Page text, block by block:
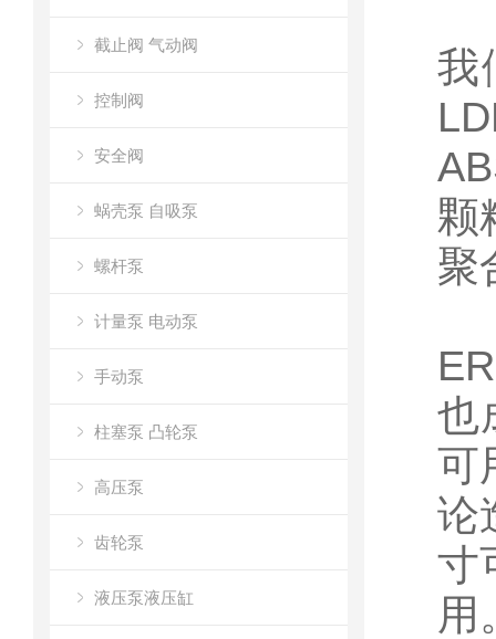
截止阀 气动阀
控制阀
安全阀
蜗壳泵 自吸泵
螺杆泵
计量泵 电动泵
手动泵
柱塞泵 凸轮泵
高压泵
齿轮泵
液压泵液压缸
我
颗
聚
也
可
论
寸
用